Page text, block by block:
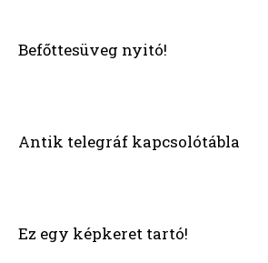
Befőttesüveg nyitó!
Antik telegráf kapcsolótábla
Ez egy képkeret tartó!